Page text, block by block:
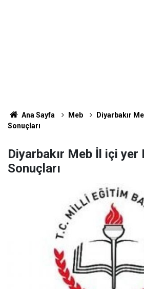
Ana Sayfa Meb
Diyarbakır
Sonuçları
Diyarbakır Meb İl içi yer
Sonuçları